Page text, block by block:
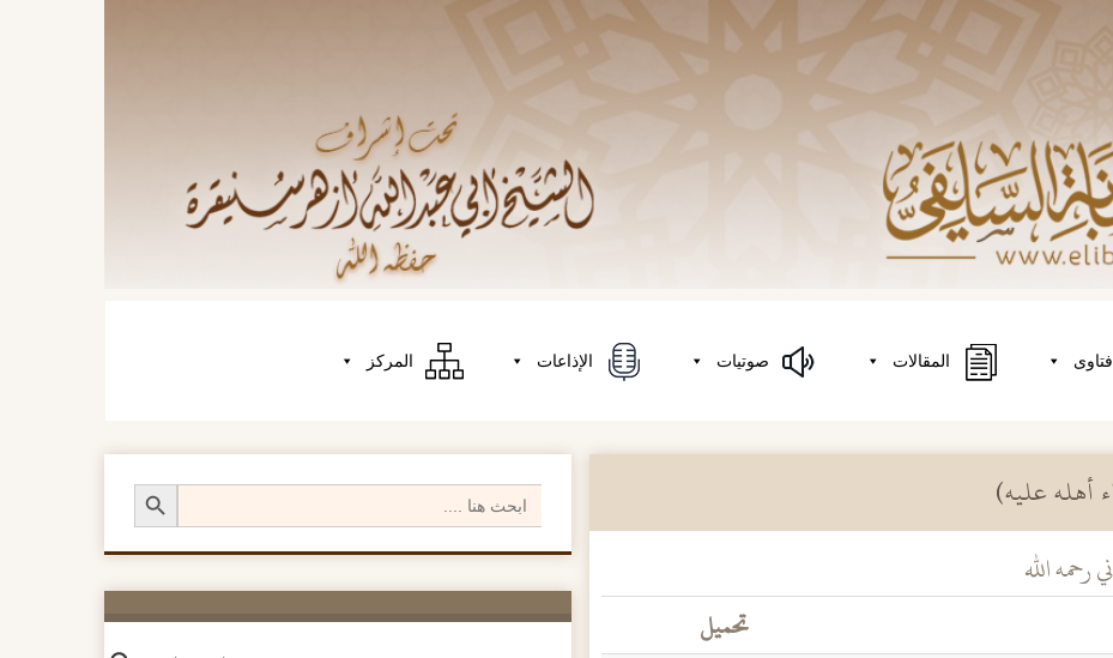
فتاوى المقالات صوتيات الإذاعات المركز
عليه)
رحمه الله
تحميل
Search
for:
Search Button